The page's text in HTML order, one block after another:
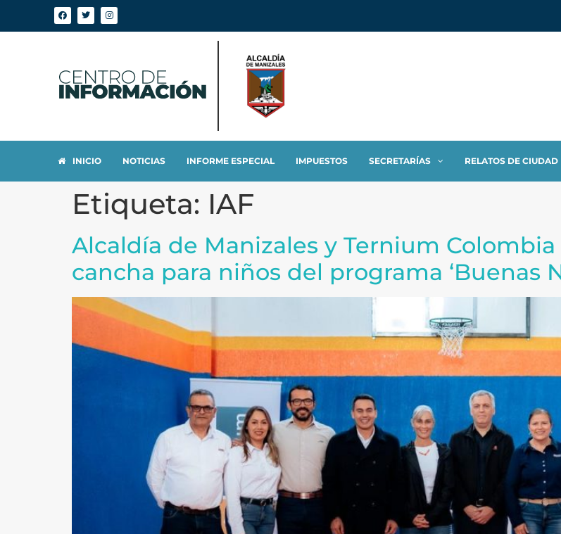
INICIO NOTICIAS INFORME ESPECIAL IMPUESTOS SECRETARÍAS RELATOS DE CIUDAD
Etiqueta: IAF
Alcaldía de Manizales y Ternium
cancha para niños del programa ‘Buenas